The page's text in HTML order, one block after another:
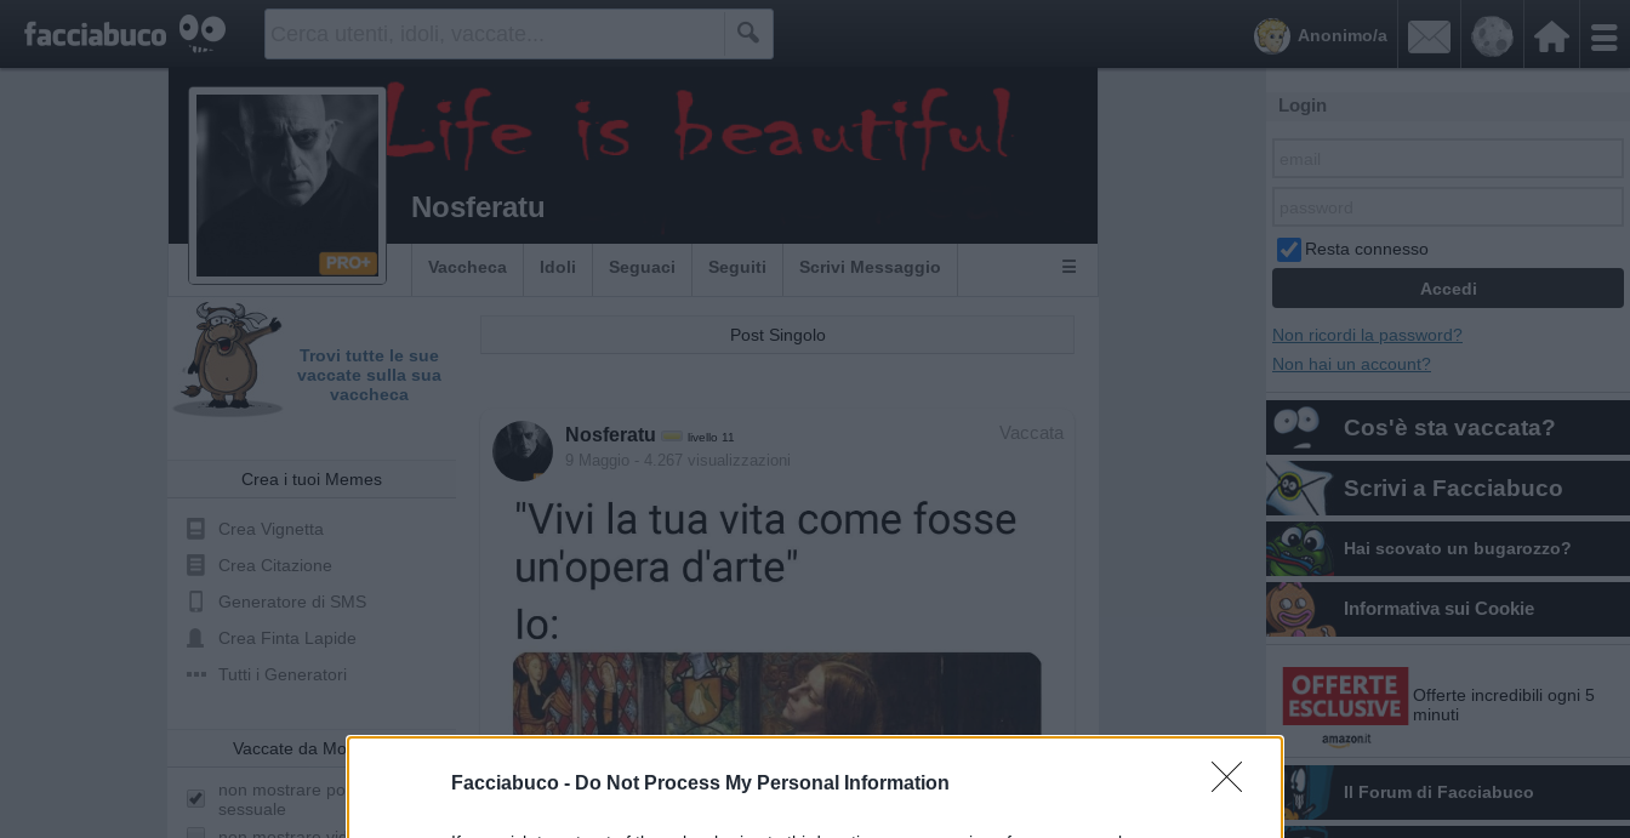
Facciabuco - Do Not Process My Personal Information
 

Anonimo/a
Nosferatu
Vaccheca Idoli Seguaci Seguiti Scrivi Messaggio ☰
Trovi tutte le sue
vaccate sulla sua
vaccheca
Crea i tuoi Memes
Crea Vignetta
Crea Citazione
Generatore di SMS
Crea Finta Lapide
Tutti i Generatori
Vaccate da Mostrare
non mostrare post a sfondo
sessuale
Post Singolo
Vaccata
Nosferatu livello 11
9 Maggio - 4.267 visualizzazioni
Login
Resta connesso
Non ricordi la password?
Non hai un account?
Cos'è sta vaccata?
Scrivi a Facciabuco
Hai scovato un bugarozzo?
Informativa sui Cookie
Offerte incredibili ogni 5
minuti
Il Forum di Facciabuco